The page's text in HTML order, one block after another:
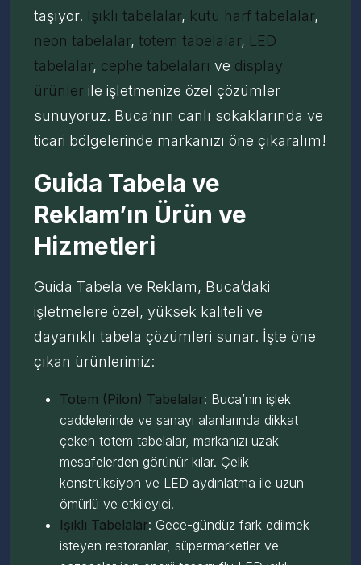
taşıyor. Işıklı tabelalar, kutu harf tabelalar,
neon tabelalar, totem tabelalar, LED
tabelalar, cephe tabelaları ve display
ürünler ile işletmenize özel çözümler
sunuyoruz. Buca’nın canlı sokaklarında ve
ticari bölgelerinde markanızı öne çıkaralım!
Guida Tabela ve
Reklam’ın Ürün ve
Hizmetleri
Guida Tabela ve Reklam, Buca’daki
işletmelere özel, yüksek kaliteli ve
dayanıklı tabela çözümleri sunar. İşte öne
çıkan ürünlerimiz:
Totem (Pilon) Tabelalar: Buca’nın işlek
caddelerinde ve sanayi alanlarında dikkat
çeken totem tabelalar, markanızı uzak
mesafelerden görünür kılar. Çelik
konstrüksiyon ve LED aydınlatma ile uzun
ömürlü ve etkileyici.
Işıklı Tabelalar: Gece-gündüz fark edilmek
isteyen restoranlar, süpermarketler ve